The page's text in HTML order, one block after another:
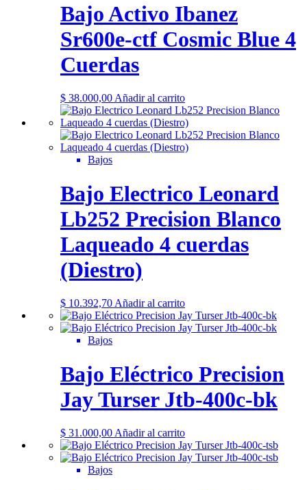
Bajo Activo Ibanez
Sr600e-ctf Cosmic Blue 4
Cuerdas
$ 38.000,00 Añadir al carrito
Bajos
Bajo Electrico Leonard
Lb252 Precision Blanco
Laqueado 4 cuerdas
(Diestro)
$ 10.392,70 Añadir al carrito
Bajos
Bajo Eléctrico Precision
Jay Turser Jtb-400c-bk
$ 31.000,00 Añadir al carrito
Bajos